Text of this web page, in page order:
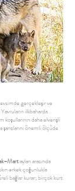
gerçekleşir ve
ilkbaharda
koşullarının daha elverişli
önemli ölçüde
ayları arasında
erkek çoğunlukla
bağlar kurar; birçok kurt